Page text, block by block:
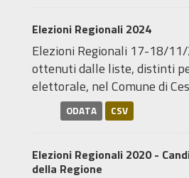
Elezioni Regionali 2024
Elezioni Regionali 17-18/
ottenuti dalle liste, distinti
elettorale, nel Comune di
ODATA CSV
Elezioni Regionali 2020 -
della Regione